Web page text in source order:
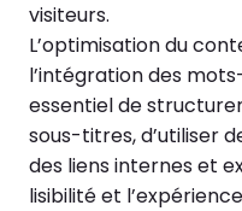
visiteurs.
L’optimisation du
l’intégration des
essentiel de
sous-titres, d’utiliser
des liens internes et
lisibilité et